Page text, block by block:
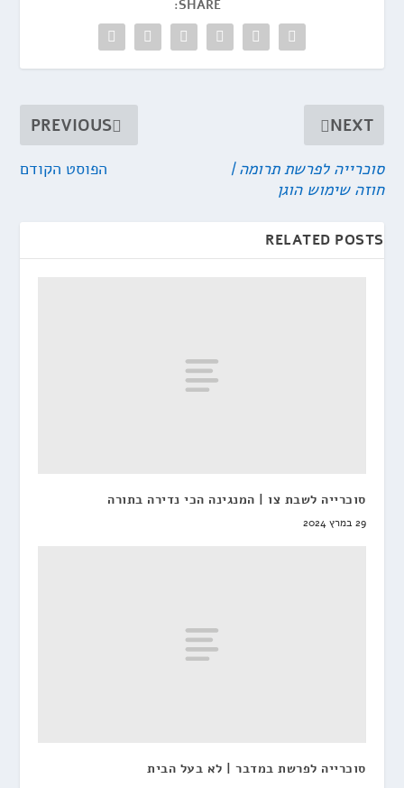
SHARE:
PREVIOUS
הפוסט הקודם
NEXT
סוכרייה לפרשת תרומה |
חוזה שימוש הוגן
RELATED POSTS
סוכרייה לשבת צו | המנגינה הכי נדירה בתורה
29 במרץ 2024
סוכרייה לפרשת במדבר | לא בעל הבית